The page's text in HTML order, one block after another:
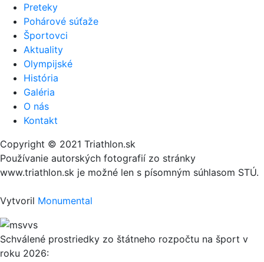
Preteky
Pohárové súťaže
Športovci
Aktuality
Olympijské
História
Galéria
O nás
Kontakt
Copyright © 2021 Triathlon.sk
Používanie autorských fotografií zo stránky
www.triathlon.sk je možné len s písomným súhlasom STÚ.
Vytvoril Monumental
Schválené prostriedky zo štátneho rozpočtu na šport v
roku 2026: